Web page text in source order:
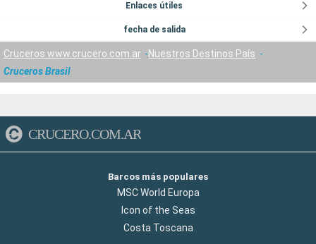
Enlaces útiles
fecha de salida
Cruceros www.crucero.com.ar
Nuestros Destinos País
Cruceros Brasil
CRUCERO.COM.AR
Barcos más populares
MSC World Europa
Icon of the Seas
Costa Toscana